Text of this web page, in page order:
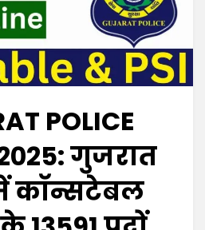
POLICE
गुजरात
काॅन्सटेबल